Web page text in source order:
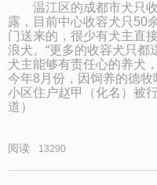
温江区的成都市犬只收
露，目前中心收容犬只50
门送来的，很少有犬主直
浪犬。“更多的收容犬只都
犬主能够有责任心的养
今年8月份，因饲养的德
小区住户赵甲（化名）被
道）
阅读 13290